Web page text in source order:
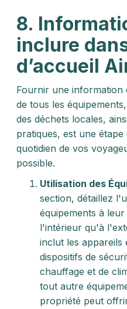
8.
inclure
d’accueil
Fournir une information
de tous les
des déchets locales,
pratiques, est une
quotidien de vos
possible.
Utilisation des
section, détaillez
équipements à
l'intérieur qu'à
inclut les appareils
dispositifs de
chauffage et de
tout autre
propriété peut